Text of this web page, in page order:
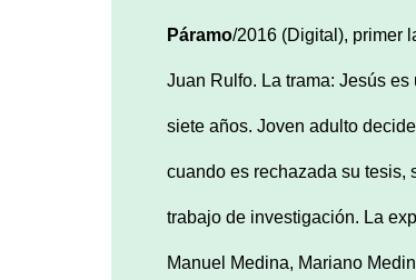
Páramo/2016 (Digital), primer
Juan Rulfo. La trama: Jesús
siete años. Joven adulto
cuando es rechazada su tesis,
trabajo de investigación. La
Manuel Medina, Mariano